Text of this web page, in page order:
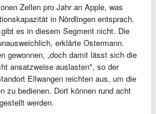
Zellen pro Jahr an Apple, was
in Nördlingen entsprach.
es in diesem Segment nicht. Die
erklärte Ostermann.
gewonnen, „doch damit lässt sich die
ansatzweise auslasten", so der
Ellwangen reichten aus, um die
zu bedienen. Dort können rund acht
werden.